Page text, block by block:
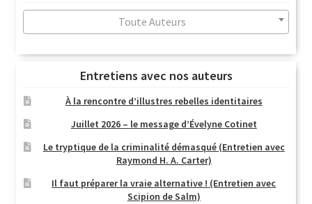
Toute Auteurs
Entretiens avec nos auteurs
À la rencontre d’illustres rebelles identitaires
Juillet 2026 – le message d’Évelyne Cotinet
Le tryptique de la criminalité démasqué (Entretien avec
Raymond H. A. Carter)
Il faut préparer la vraie alternative ! (Entretien avec
Scipion de Salm)